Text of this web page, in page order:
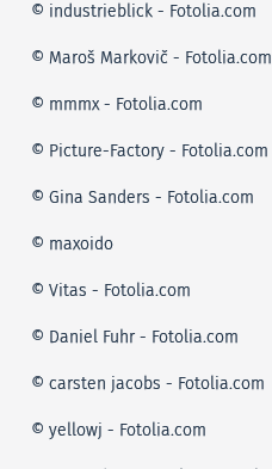
© industrieblick - Fotolia.com
© Maroš Markovič - Fotolia.com
© mmmx - Fotolia.com
© Picture-Factory - Fotolia.com
© Gina Sanders - Fotolia.com
© maxoido
© Vitas - Fotolia.com
© Daniel Fuhr - Fotolia.com
© carsten jacobs - Fotolia.com
© yellowj - Fotolia.com